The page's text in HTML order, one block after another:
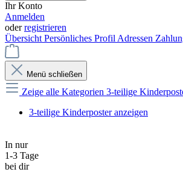
Ihr Konto
Anmelden
oderregistrieren
Übersicht Persönliches Profil Adressen
Menü schließen
Zeige alle Kategorien 3-teilige
3-teilige Kinderposter anzeigen
In nur
1-3 Tage
bei dir